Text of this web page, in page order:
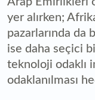
yer alırken;
pazarlarında da
ise daha seçici
teknoloji odaklı
odaklanılması